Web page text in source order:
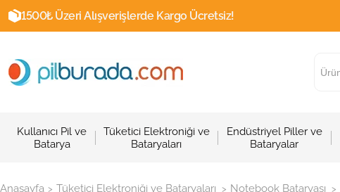
1500₺ Üzeri Alışverişlerde Kargo Ücretsiz!
Kullanıcı Pil ve
Batarya
Tüketici Elektroniği ve
Bataryaları
Endüstriyel Piller ve
Bataryalar
Anasayfa > Tüketici Elektroniği ve Bataryaları > Notebook Bataryası >